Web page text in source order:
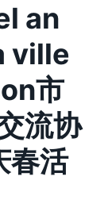
an
ville
市
流协
春活